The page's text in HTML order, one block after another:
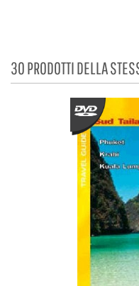
30 PRODOTTI DELLA